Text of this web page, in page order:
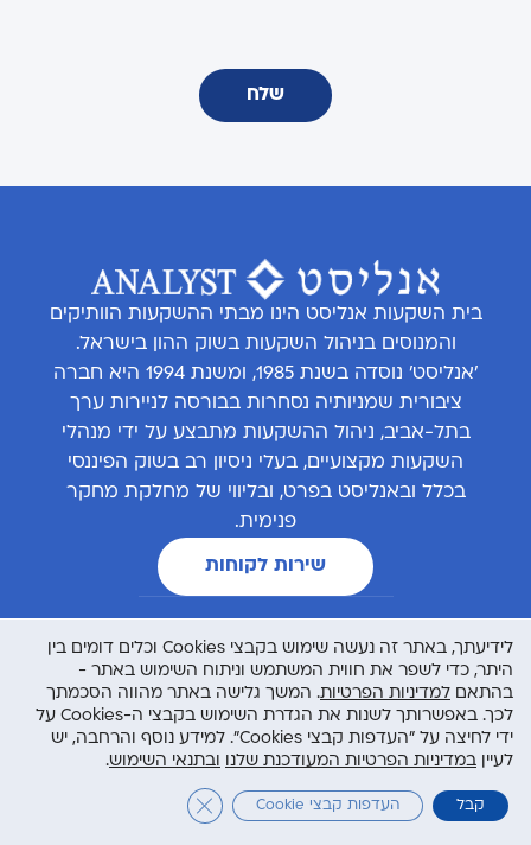
שלח
בית השקעות אנליסט הינו מבתי ההשקעות הוותיקים
והמנוסים בניהול השקעות בשוק ההון בישראל.
'אנליסט' נוסדה בשנת 1985, ומשנת 1994 היא חברה
ציבורית שמניותיה נסחרות בבורסה לניירות ערך
בתל-אביב, ניהול ההשקעות מתבצע על ידי מנהלי
השקעות מקצועיים, בעלי ניסיון רב בשוק הפיננסי
בכלל ובאנליסט בפרט, ובליווי של מחלקת מחקר
פנימית.
שירות לקוחות
אנליסט ברשתות החברתיות
לידיעתך, באתר זה נעשה שימוש בקבצי Cookies וכלים דומים בין
היתר, כדי לשפר את חווית המשתמש וניתוח השימוש באתר -
בהתאם למדיניות הפרטיות. המשך גלישה באתר מהווה הסכמתך
לכך. באפשרותך לשנות את הגדרת השימוש בקבצי ה-Cookies על
ידי לחיצה על "העדפות קבצי Cookies". למידע נוסף והרחבה, יש
לעיין במדיניות הפרטיות המעודכנת שלנו ובתנאי השימוש.
קבל העדפות קבצי Cookie Close GDPR Cookie Banner